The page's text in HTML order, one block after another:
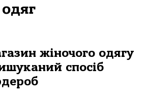
жіночого одягу
спосіб